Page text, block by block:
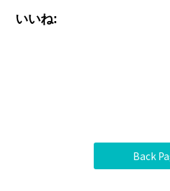
いいね:
Back